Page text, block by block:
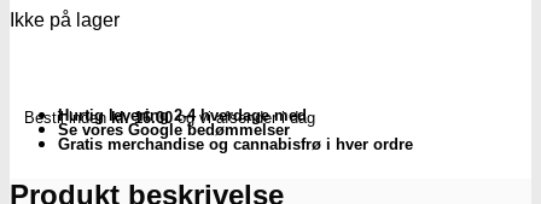
Ikke på lager
Bestil indenkl. 16.00og vi afsender i dag
Hurtig levering 2-4 hverdage med
Se vores Google bedømmelser
Gratis merchandise og cannabisfrø i hver ordre
Produkt beskrivelse